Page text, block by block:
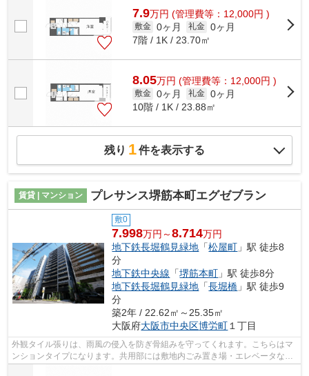
7.9万円 (管理費等：12,000円 )
敷金 0ヶ月 礼金 0ヶ月
7階 / 1K / 23.70㎡
8.05万円 (管理費等：12,000円 )
敷金 0ヶ月 礼金 0ヶ月
10階 / 1K / 23.88㎡
残り 1件を表示する
賃貸 | マンション プレサンス堺筋本町エグゼブラン
敷0
7.998万円～8.714万円
地下鉄長堀鶴見緑地 「松屋町 」駅 徒歩8
分
地下鉄中央線 「堺筋本町 」駅 徒歩8分
地下鉄長堀鶴見緑地 「長堀橋 」駅 徒歩9
分
築2年 / 22.62㎡～25.35㎡
大阪府大阪市中央区博労町 １丁目
外観タイル張りは、雨風の侵入を防ぎ骨組みを守ってくれます。こちらはマ
ンションタイプになります。共用部には敷地内ごみ置き場・エレベータなど